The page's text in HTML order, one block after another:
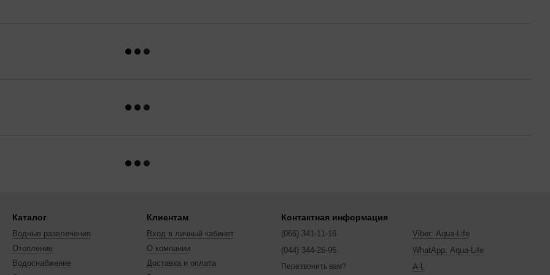
Каталог
Водные развлечения
Отопление
Водоснабжение
Клиентам
Вход в личный кабинет
О компании
Доставка и оплата
Контактная информация
(066) 341-11-16
(044) 344-26-96
Перезвонить вам?
Viber: Aqua-Life
WhatApp: Aqua-Life
A-L